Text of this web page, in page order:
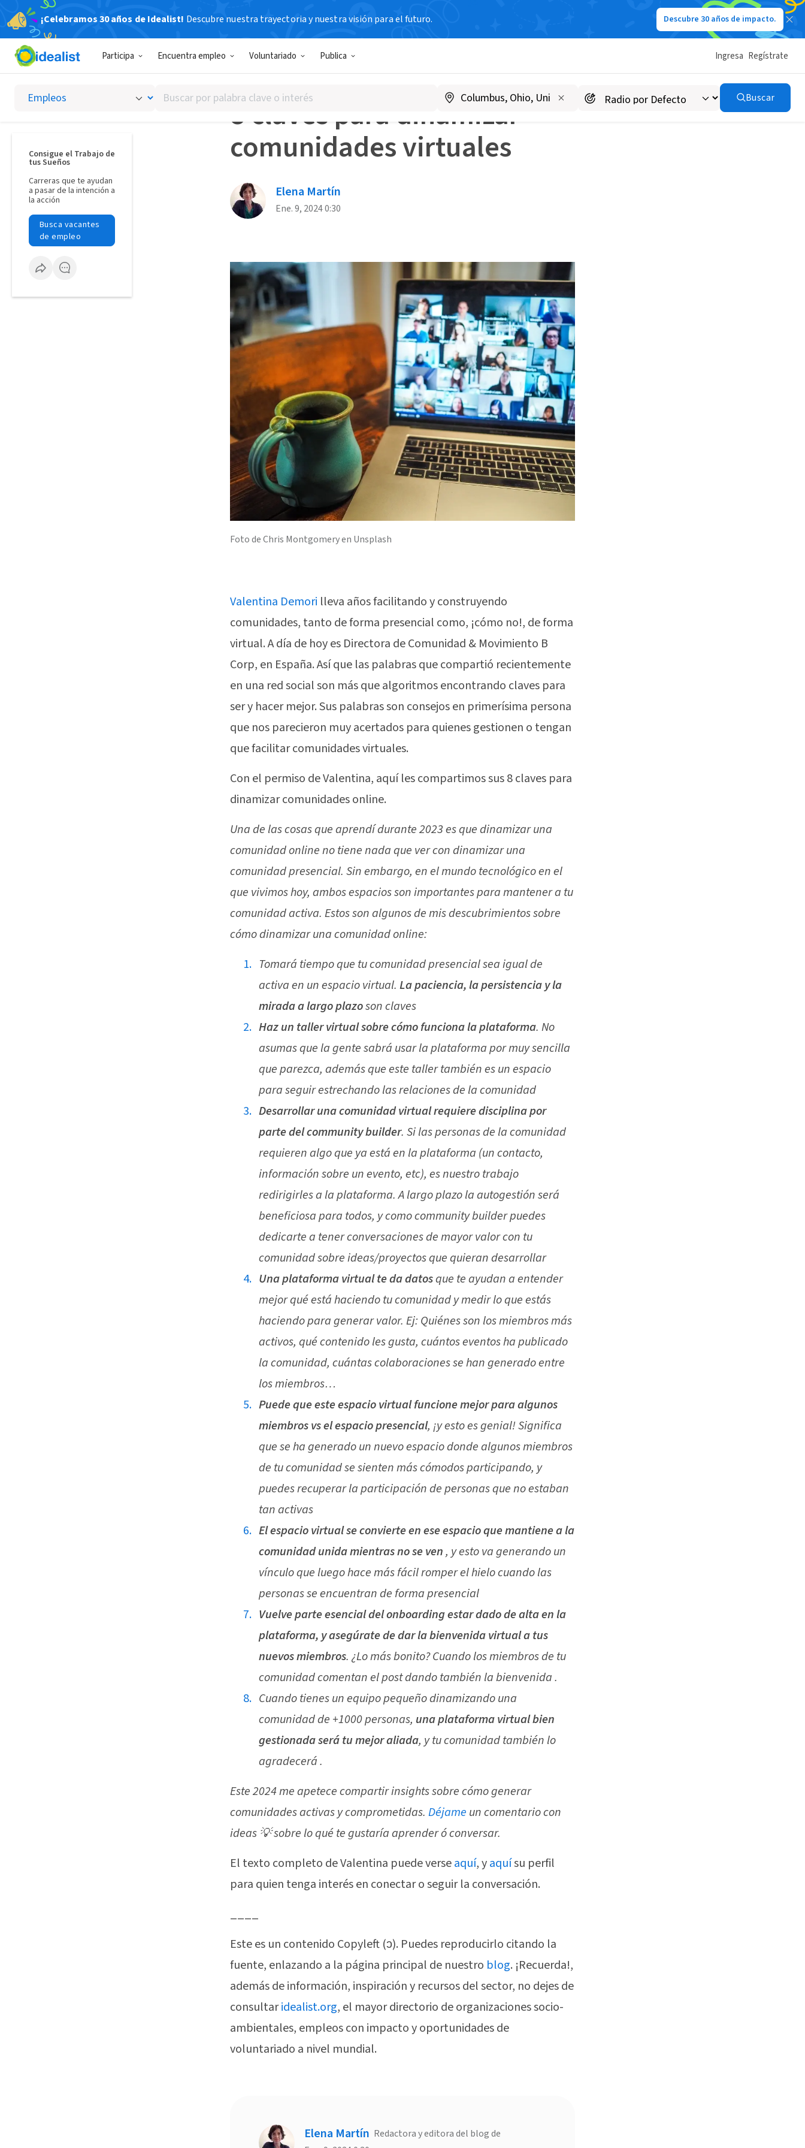
¡Celebramos 30 años de Idealist! Descubre nuestra trayectoria y nuestra visión para el futuro. Descubre 30 años de impacto.
Participa Encuentra empleo Voluntariado Publica Ingresa Regístrate
Buscar
por
Buscar
Consigue el Trabajo de
tus Sueños
Carreras que te ayudan
a pasar de la intención a
la acción
Busca vacantes
de empleo
CLAVES PARA PARTICIPACIÓN CIUDADANA
8 claves para dinamizar
comunidades virtuales
Elena Martín
Ene. 9, 2024 0:30
Foto de Chris Montgomery en Unsplash
Valentina Demori lleva años facilitando y construyendo
comunidades, tanto de forma presencial como, ¡cómo no!, de forma
virtual. A día de hoy es Directora de Comunidad & Movimiento B
Corp, en España. Así que las palabras que compartió recientemente
en una red social son más que algoritmos encontrando claves para
ser y hacer mejor. Sus palabras son consejos en primerísima persona
que nos parecieron muy acertados para quienes gestionen o tengan
que facilitar comunidades virtuales.
Con el permiso de Valentina, aquí les compartimos sus 8 claves para
dinamizar comunidades online.
Una de las cosas que aprendí durante 2023 es que dinamizar una
comunidad online no tiene nada que ver con dinamizar una
comunidad presencial. Sin embargo, en el mundo tecnológico en el
que vivimos hoy, ambos espacios son importantes para mantener a tu
comunidad activa. Estos son algunos de mis descubrimientos sobre
cómo dinamizar una comunidad online:
Tomará tiempo que tu comunidad presencial sea igual de
activa en un espacio virtual. La paciencia, la persistencia y la
mirada a largo plazoson claves
Haz un taller virtual sobre cómo funciona la plataforma. No
asumas que la gente sabrá usar la plataforma por muy sencilla
que parezca, además que este taller también es un espacio
para seguir estrechando las relaciones de la comunidad
Desarrollar una comunidad virtual requiere disciplina por
parte del community builder. Si las personas de la comunidad
requieren algo que ya está en la plataforma (un contacto,
información sobre un evento, etc), es nuestro trabajo
redirigirles a la plataforma. A largo plazo la autogestión será
beneficiosa para todos, y como community builder puedes
dedicarte a tener conversaciones de mayor valor con tu
comunidad sobre ideas/proyectos que quieran desarrollar
Una plataforma virtual te da datosque te ayudan a entender
mejor qué está haciendo tu comunidad y medir lo que estás
haciendo para generar valor. Ej: Quiénes son los miembros más
activos, qué contenido les gusta, cuántos eventos ha publicado
la comunidad, cuántas colaboraciones se han generado entre
los miembros…
Puede que este espacio virtual funcione mejor para algunos
miembros vs el espacio presencial, ¡y esto es genial! Significa
que se ha generado un nuevo espacio donde algunos miembros
de tu comunidad se sienten más cómodos participando, y
puedes recuperar la participación de personas que no estaban
tan activas
El espacio virtual se convierte en ese espacio que mantiene a la
comunidad unida mientras no se ven, y esto va generando un
vínculo que luego hace más fácil romper el hielo cuando las
personas se encuentran de forma presencial
Vuelve parte esencial del onboarding estar dado de alta en la
plataforma, y asegúrate de dar la bienvenida virtual a tus
nuevos miembros. ¿Lo más bonito? Cuando los miembros de tu
comunidad comentan el post dando también la bienvenida .
Cuando tienes un equipo pequeño dinamizando una
comunidad de +1000 personas, una plataforma virtual bien
gestionada será tu mejor aliada, y tu comunidad también lo
agradecerá .
Este 2024 me apetece compartir insights sobre cómo generar
comunidades activas y comprometidas. Déjame un comentario con
ideas 💡 sobre lo qué te gustaría aprender ó conversar.
El texto completo de Valentina puede verseaquí, yaquísu perfil
para quien tenga interés en conectar o seguir la conversación.
____
Este es un contenido Copyleft (ↄ). Puedes reproducirlo citando la
fuente, enlazando a la página principal de nuestro blog. ¡Recuerda!,
además de información, inspiración y recursos del sector, no dejes de
consultaridealist.org, el mayor directorio de organizaciones socio-
ambientales, empleos con impacto y oportunidades de
voluntariado a nivel mundial.
Elena Martín Redactora y editora del blog de